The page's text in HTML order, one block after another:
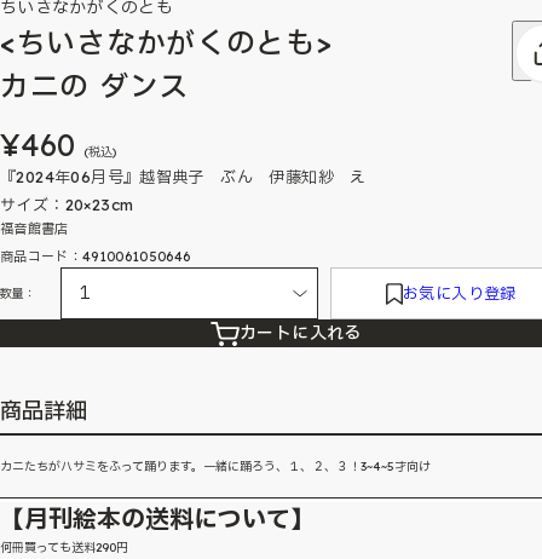
ちいさなかがくのとも
<ちいさなかがくのとも>
カニの ダンス
¥460 (税込)
『2024年06月号』越智典子 ぶん 伊藤知紗 え
サイズ：20×23cm
福音館書店
商品コード：4910061050646
数量： お気に入り登録
カートに入れる
商品詳細
カニたちがハサミをふって踊ります。一緒に踊ろう、１、２、３！3~4~5才向け
【月刊絵本の送料について】
何冊買っても送料290円